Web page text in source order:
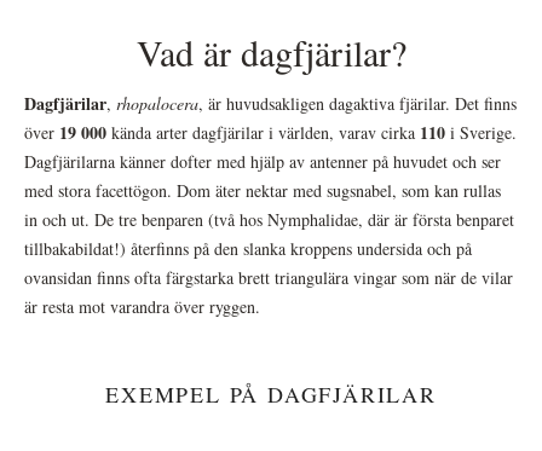
Vad är dagfjärilar?
Dagfjärilar, rhopalocera, är huvudsakligen dagaktiva fjärilar. Det finns
över 19 000 kända arter dagfjärilar i världen, varav cirka 110 i Sverige.
Dagfjärilarna känner dofter med hjälp av antenner på huvudet och ser
med stora facettögon. Dom äter nektar med sugsnabel, som kan rullas
in och ut. De tre benparen (två hos Nymphalidae, där är första benparet
tillbakabildat!) återfinns på den slanka kroppens undersida och på
ovansidan finns ofta färgstarka brett triangulära vingar som när de vilar
är resta mot varandra över ryggen.
EXEMPEL PÅ DAGFJÄRILAR